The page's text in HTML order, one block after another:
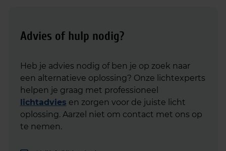
Advies of hulp nodig?
Heb je advies nodig of ben je op zoek naar
een alternatieve oplossing? Onze lichtexperts
helpen je graag met professioneel
lichtadvies en zorgen voor de juiste licht
oplossing. Aarzel niet om contact met ons op
te nemen.